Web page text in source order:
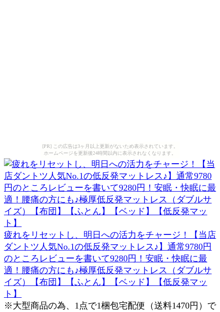
[PR] この広告は3ヶ月以上更新がないため表示されています。
ホームページを更新後24時間以内に表示されなくなります。
疲れをリセットし、明日への活力をチャージ！【当店
ダントツ人気No.1の低反発マットレス♪】通常9780円
のところレビューを書いて9280円！安眠・快眠に最
適！腰痛の方にも♪極厚低反発マットレス（ダブルサ
イズ）【布団】【ふとん】【ベッド】【低反発マッ
ト】
※大型商品の為、1点で1梱包宅配便（送料1470円）で